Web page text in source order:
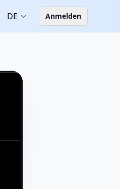
DE
Anmelden